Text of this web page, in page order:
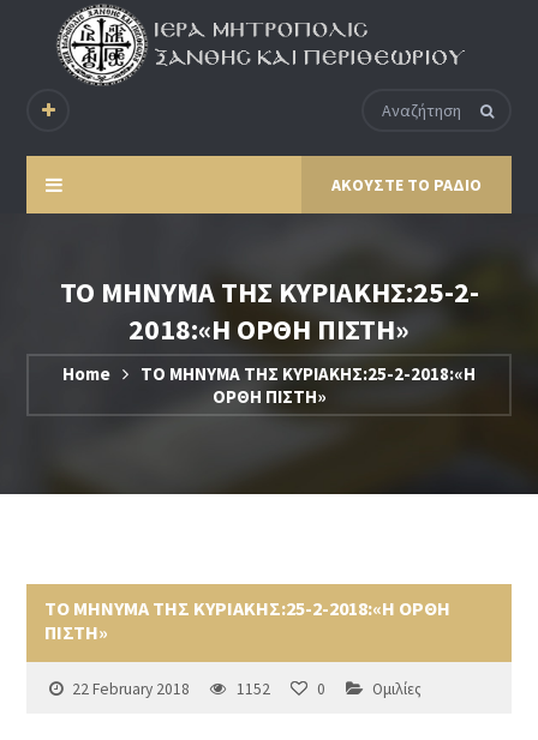
ΑΚΟΥΣΤΕ ΤΟ ΡΑΔΙΟ
ΤΟ ΜΗΝΥΜΑ ΤΗΣ ΚΥΡΙΑΚΗΣ:25-2-
2018:«Η ΟΡΘΗ ΠΙΣΤΗ»
Home
ΤΟ ΜΗΝΥΜΑ ΤΗΣ ΚΥΡΙΑΚΗΣ:25-2-2018:«Η
ΟΡΘΗ ΠΙΣΤΗ»
ΤΟ ΜΗΝΥΜΑ ΤΗΣ ΚΥΡΙΑΚΗΣ:25-2-2018:«Η ΟΡΘΗ
ΠΙΣΤΗ»
22 February 2018 1152 0 Ομιλίες